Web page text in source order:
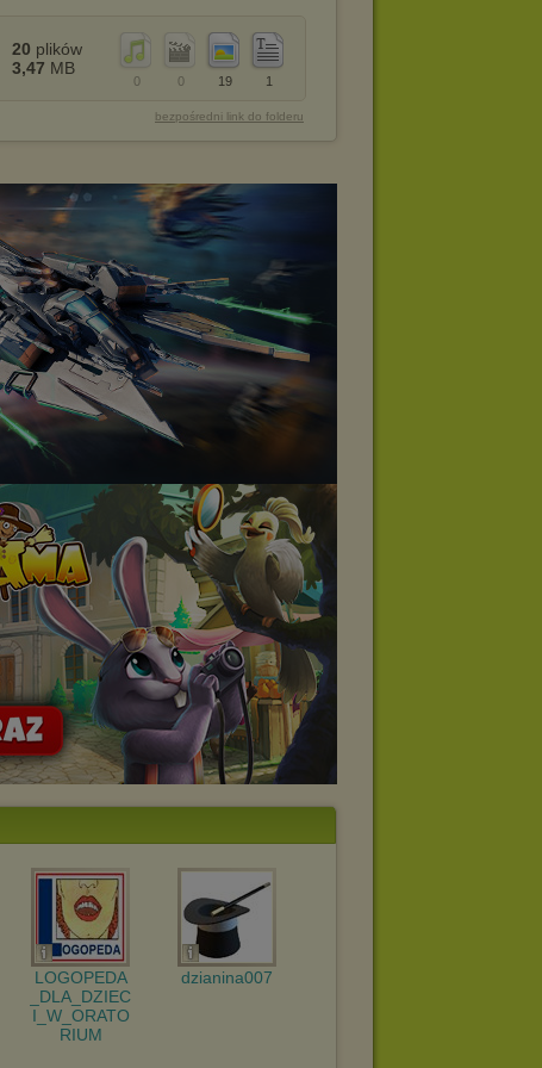
1
19
0
0
20 plików
3,47 MB
bezpośredni link do folderu
LOGOPEDA
_DLA_DZIEC
I_W_ORATO
RIUM
dzianina007